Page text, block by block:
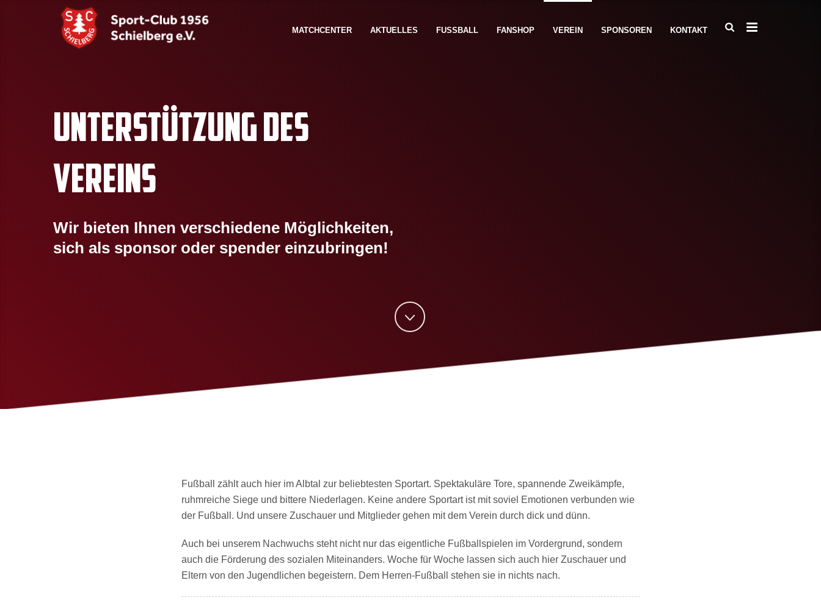
MATCHCENTER AKTUELLES FUSSBALL FANSHOP VEREIN SPONSOREN KONTAKT
UNTERSTÜTZUNG DES
VEREINS
Wir bieten Ihnen verschiedene Möglichkeiten,
sich als sponsor oder spender einzubringen!
Fußball zählt auch hier im Albtal zur beliebtesten Sportart. Spektakuläre Tore, spannende Zweikämpfe,
ruhmreiche Siege und bittere Niederlagen. Keine andere Sportart ist mit soviel Emotionen verbunden wie
der Fußball. Und unsere Zuschauer und Mitglieder gehen mit dem Verein durch dick und dünn.
Auch bei unserem Nachwuchs steht nicht nur das eigentliche Fußballspielen im Vordergrund, sondern
auch die Förderung des sozialen Miteinanders. Woche für Woche lassen sich auch hier Zuschauer und
Eltern von den Jugendlichen begeistern. Dem Herren-Fußball stehen sie in nichts nach.